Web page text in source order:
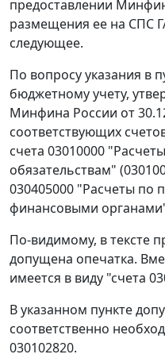
предоставлении
размещения ее на СПС
следующее.
По вопросу указания в
бюджетному учету,
Минфина России от
соответствующих
счета 03010000
обязательствам"
030405000 "Расчеты по
финансовыми
По-видимому, в тексте
допущена опечатка.
имеется в виду "счета
В указанном пункте
соответственно
030102820.